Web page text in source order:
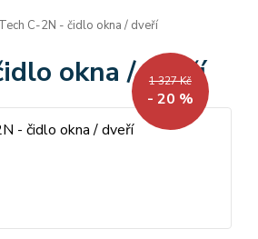
Tech C-2N - čidlo okna / dveří
okna / dveří
1 327 Kč
- 20 %